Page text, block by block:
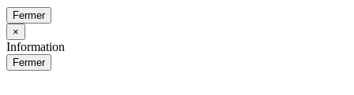
Fermer
×
Information
Fermer